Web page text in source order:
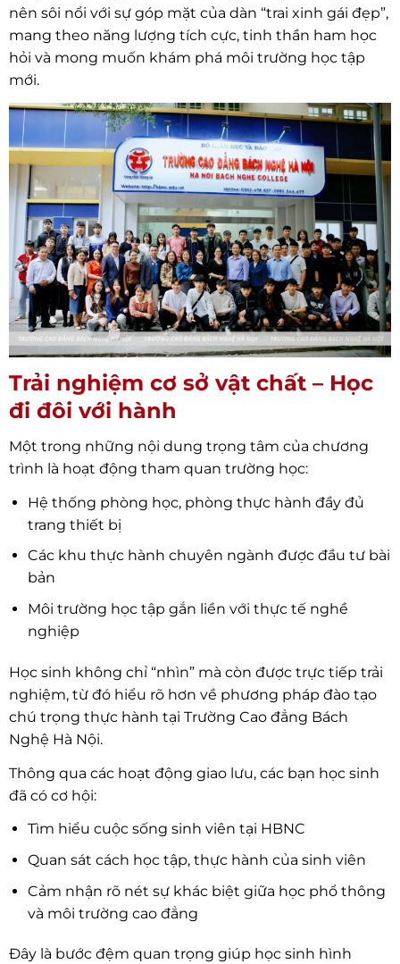
nên sôi nổi với sự góp mặt của dàn “trai xinh gái đẹp”,
mang theo năng lượng tích cực, tinh thần ham học
hỏi và mong muốn khám phá môi trường học tập
mới.
Trải nghiệm cơ sở vật chất – Học
đi đôi với hành
Một trong những nội dung trọng tâm của chương
trình là hoạt động tham quan trường học:
Hệ thống phòng học, phòng thực hành đầy đủ
trang thiết bị
Các khu thực hành chuyên ngành được đầu tư bài
bản
Môi trường học tập gắn liền với thực tế nghề
nghiệp
Học sinh không chỉ “nhìn” mà còn được trực tiếp trải
nghiệm, từ đó hiểu rõ hơn về phương pháp đào tạo
chú trọng thực hành tại Trường Cao đẳng Bách
Nghệ Hà Nội.
Thông qua các hoạt động giao lưu, các bạn học sinh
đã có cơ hội:
Tìm hiểu cuộc sống sinh viên tại HBNC
Quan sát cách học tập, thực hành của sinh viên
Cảm nhận rõ nét sự khác biệt giữa học phổ thông
và môi trường cao đẳng
Đây là bước đệm quan trọng giúp học sinh hình